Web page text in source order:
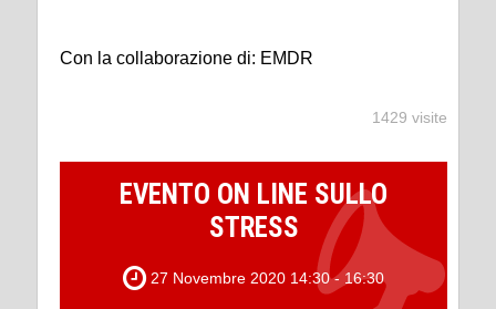
Con la collaborazione di: EMDR
1429 visite
EVENTO ON LINE SULLO
STRESS
27 Novembre 2020 14:30 - 16:30